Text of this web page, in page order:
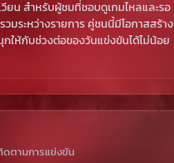
ยน สำหรับผู้ชมที่ชอบดูเกมไหลและรอ
มระหว่างรายการ คู่ชนนี้มีโอกาสสร้าง
กให้กับช่วงต่อของวันแข่งขันได้ไม่น้อย
ตามการแข่งขัน